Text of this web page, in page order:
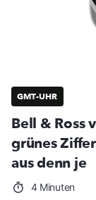
GMT-UHR
Bell & Ross
grünes
aus denn je
4 Minuten